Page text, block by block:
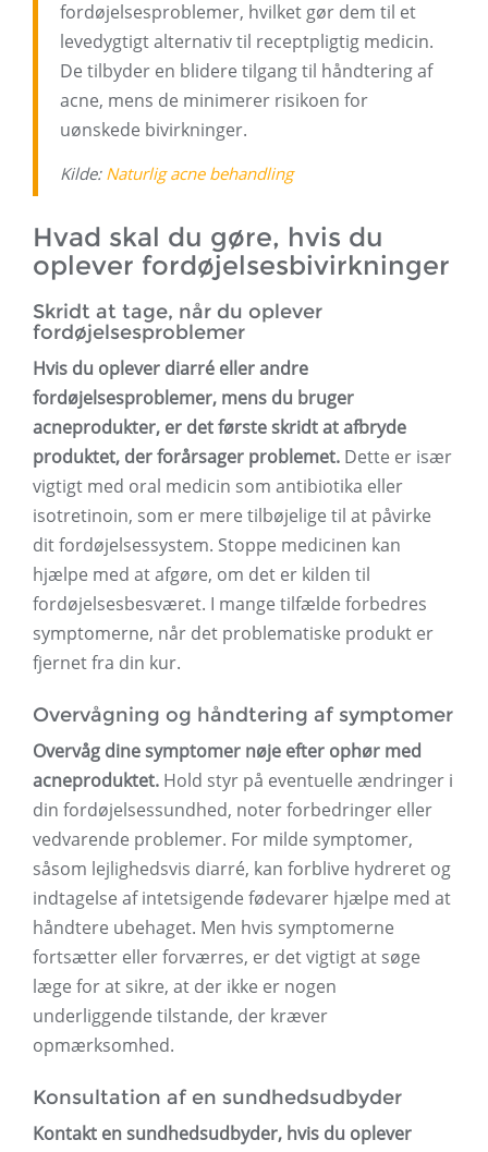
fordøjelsesproblemer, hvilket gør dem til et
levedygtigt alternativ til receptpligtig medicin.
De tilbyder en blidere tilgang til håndtering af
acne, mens de minimerer risikoen for
uønskede bivirkninger.
Kilde: Naturlig acne behandling
Hvad skal du gøre, hvis du
oplever fordøjelsesbivirkninger
Skridt at tage, når du oplever
fordøjelsesproblemer
Hvis du oplever diarré eller andre
fordøjelsesproblemer, mens du bruger
acneprodukter, er det første skridt at afbryde
produktet, der forårsager problemet. Dette er især
vigtigt med oral medicin som antibiotika eller
isotretinoin, som er mere tilbøjelige til at påvirke
dit fordøjelsessystem. Stoppe medicinen kan
hjælpe med at afgøre, om det er kilden til
fordøjelsesbesværet. I mange tilfælde forbedres
symptomerne, når det problematiske produkt er
fjernet fra din kur.
Overvågning og håndtering af symptomer
Overvåg dine symptomer nøje efter ophør med
acneproduktet. Hold styr på eventuelle ændringer i
din fordøjelsessundhed, noter forbedringer eller
vedvarende problemer. For milde symptomer,
såsom lejlighedsvis diarré, kan forblive hydreret og
indtagelse af intetsigende fødevarer hjælpe med at
håndtere ubehaget. Men hvis symptomerne
fortsætter eller forværres, er det vigtigt at søge
læge for at sikre, at der ikke er nogen
underliggende tilstande, der kræver
opmærksomhed.
Konsultation af en sundhedsudbyder
Kontakt en sundhedsudbyder, hvis du oplever